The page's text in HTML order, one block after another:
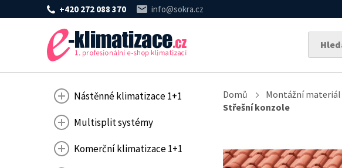
+420 272 088 370 info@sokra.cz
Nástěnné klimatizace 1+1
Multisplit systémy
Komerční klimatizace 1+1
Domů Montážní materiál
Střešní konzole